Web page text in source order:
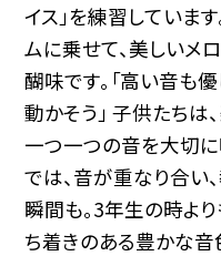
イス」を練習していま
ムに乗せて、美しいメ
醐味です。「高い音も
動かそう」 子供たちは
一つ一つの音を大切
では、音が重なり合い
瞬間も。3年生の時よ
ち着きのある豊かな音